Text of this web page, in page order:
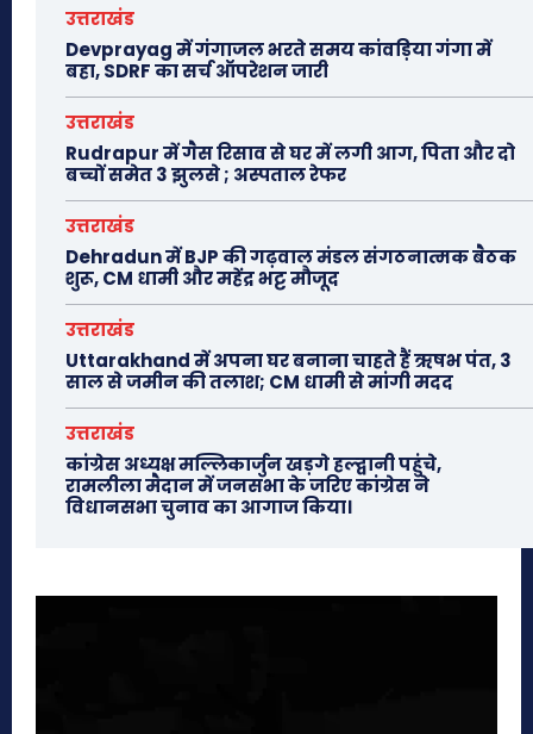
उत्तराखंड
Devprayag में गंगाजल भरते समय कांवड़िया गंगा में
बहा, SDRF का सर्च ऑपरेशन जारी
उत्तराखंड
Rudrapur में गैस रिसाव से घर में लगी आग, पिता और दो
बच्चों समेत 3 झुलसे ; अस्पताल रेफर
उत्तराखंड
Dehradun में BJP की गढ़वाल मंडल संगठनात्मक बैठक
शुरू, CM धामी और महेंद्र भट्ट मौजूद
उत्तराखंड
Uttarakhand में अपना घर बनाना चाहते हैं ऋषभ पंत, 3
साल से जमीन की तलाश; CM धामी से मांगी मदद
उत्तराखंड
कांग्रेस अध्यक्ष मल्लिकार्जुन खड़गे हल्द्वानी पहुंचे,
रामलीला मैदान में जनसभा के जरिए कांग्रेस ने
विधानसभा चुनाव का आगाज किया।